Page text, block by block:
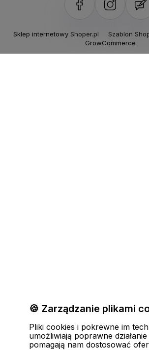
Sklep internetowy Shoper.pl Szablon
GrowCommerce
🍪 Zarządzanie plikami
Pliki cookies i pokrewne im
umożliwiają poprawne
pomagają nam dostosować